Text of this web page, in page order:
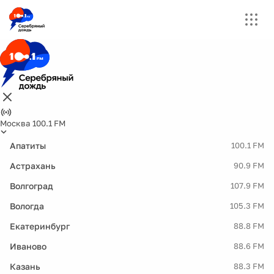
Москва 100.1 FM
Апатиты 100.1 FM
Астрахань 90.9 FM
Волгоград 107.9 FM
Вологда 105.3 FM
Екатеринбург 88.8 FM
Иваново 88.6 FM
Казань 88.3 FM